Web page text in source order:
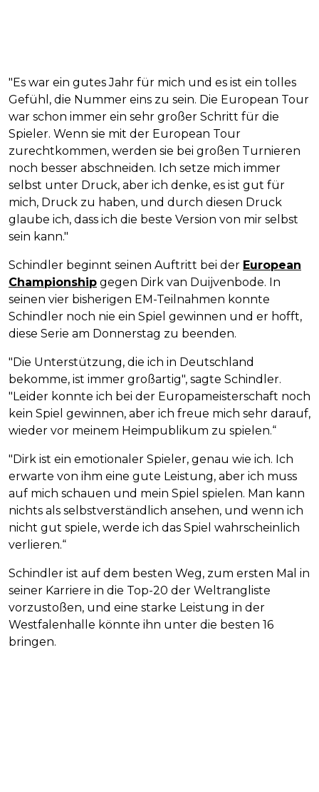
"Es war ein gutes Jahr für mich und es ist ein tolles
Gefühl, die Nummer eins zu sein. Die European Tour
war schon immer ein sehr großer Schritt für die
Spieler. Wenn sie mit der European Tour
zurechtkommen, werden sie bei großen Turnieren
noch besser abschneiden. Ich setze mich immer
selbst unter Druck, aber ich denke, es ist gut für
mich, Druck zu haben, und durch diesen Druck
glaube ich, dass ich die beste Version von mir selbst
sein kann."
Schindler beginnt seinen Auftritt bei der European
Championship gegen Dirk van Duijvenbode. In
seinen vier bisherigen EM-Teilnahmen konnte
Schindler noch nie ein Spiel gewinnen und er hofft,
diese Serie am Donnerstag zu beenden.
"Die Unterstützung, die ich in Deutschland
bekomme, ist immer großartig", sagte Schindler.
"Leider konnte ich bei der Europameisterschaft noch
kein Spiel gewinnen, aber ich freue mich sehr darauf,
wieder vor meinem Heimpublikum zu spielen.“
"Dirk ist ein emotionaler Spieler, genau wie ich. Ich
erwarte von ihm eine gute Leistung, aber ich muss
auf mich schauen und mein Spiel spielen. Man kann
nichts als selbstverständlich ansehen, und wenn ich
nicht gut spiele, werde ich das Spiel wahrscheinlich
verlieren.“
Schindler ist auf dem besten Weg, zum ersten Mal in
seiner Karriere in die Top-20 der Weltrangliste
vorzustoßen, und eine starke Leistung in der
Westfalenhalle könnte ihn unter die besten 16
bringen.